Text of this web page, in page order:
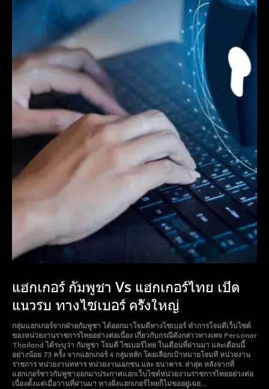
แฮกเกอร์ กัมพูชา Vs แฮกเกอร์ไทย เปิด
แนวรบ ทางไซเบอร์ ครั้งใหญ่
กลุ่มแฮกเกอร์จากฝ่ายกัมพูชา ได้ออกมาโจมตีทางไซเบอร์ ทำการโจมตีเว็บไซต์
ของหน่วยงานราชการไทยอย่างต่อเนื่อง เกี่ยวกับกรณีดังกล่าวทางเพจ Personar
Thailand ได้ระบุว่า กัมพูชา โจมตี ไซเบอร์ไทย ในเดือนที่ผ่านมา และเดือนนี้
อย่างน้อย 73 ครั้ง จากแฮกเกอร์ 4 กลุ่มหลัก โดยเลือกเป้าหมายโจมที หน่วยงาน
ราชการ หน่วยงานทหาร หน่วยงานเอกชน และ ธนาคาร. ล่าสุด หลังจากที่
แฮกเกอร์ชาวกัมพูชาออกมาประกาศแฮกเว็บไซต์หน่วยงานราชการไทยอย่างต่อ
เนื่องตั้งแต่เมื่อวานที่ผ่านมา ทางฝั่งแฮกเกอร์ไทยก็ไม่ขออยู่เฉย...